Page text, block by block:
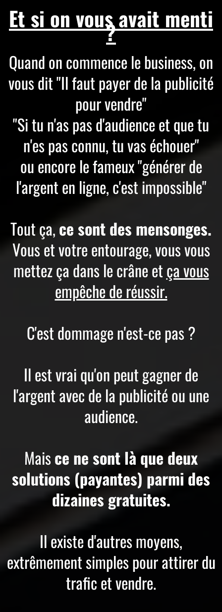
Et si on vous avait menti
?
Quand on commence le business, on
vous dit "Il faut payer de la publicité
pour vendre"
"Si tu n'as pas d'audience et que tu
n'es pas connu, tu vas échouer"
ou encore le fameux "générer de
l'argent en ligne, c'est impossible"
Tout ça,ce sont des mensonges.
Vous et votre entourage, vous vous
mettez ça dans le crâne etça vous
empêche de réussir.
C'est dommage n'est-ce pas ?
Il est vrai qu'on peut gagner de
l'argent avec de la publicité ou une
audience.
Maisce ne sont là que deux
solutions (payantes) parmi des
dizaines gratuites.
Il existe d'autres moyens,
extrêmement simples pour attirer du
trafic et vendre.